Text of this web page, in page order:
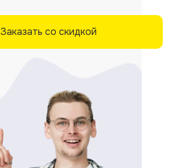
Заказать со скидкой